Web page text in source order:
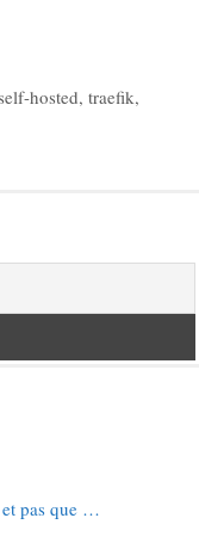
hosted, traefik,
et pas que …